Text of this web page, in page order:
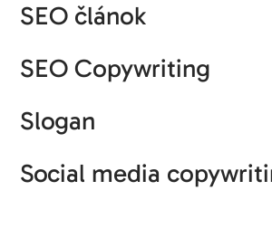
SEO článok
SEO Copywriting
Slogan
Social media